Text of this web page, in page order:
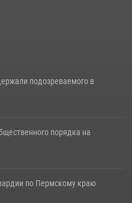
подозреваемого в
порядка на
по Пермскому краю